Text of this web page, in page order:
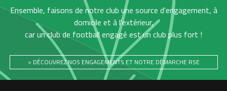
Ensemble, faisons de notre club une source d'engagement, à
domicile et à l'extérieur,
car un club de football engagé est un club plus fort !
> DÉCOUVREZ NOS ENGAGEMENTS ET NOTRE DÉMARCHE RSE